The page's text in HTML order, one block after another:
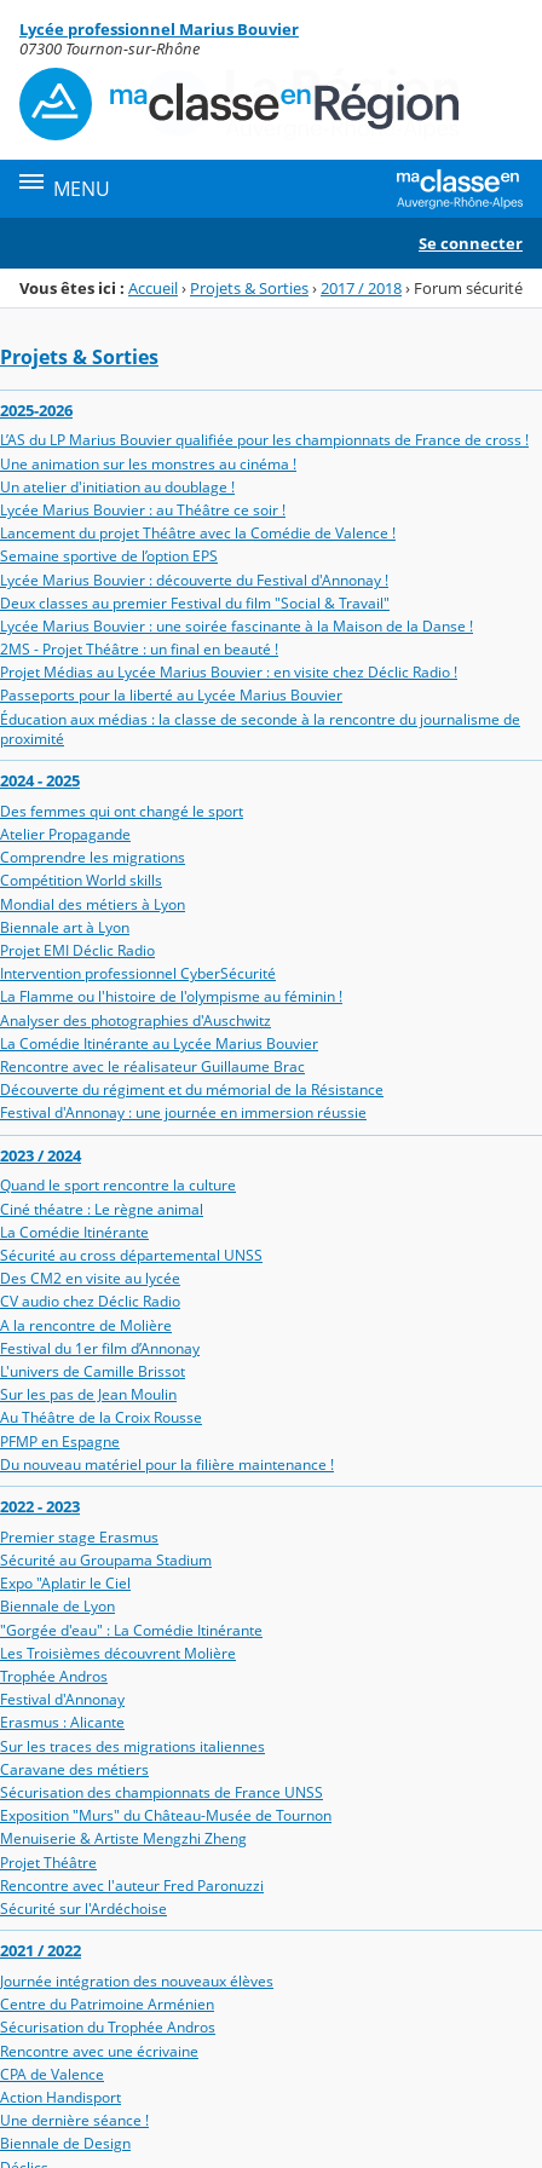
Menu de la rubrique
Contenu
Lycée professionnel Marius Bouvier
07300 Tournon-sur-Rhône
MENU
Se connecter
Vous êtes ici : Accueil› Projets & Sorties› 2017 / 2018› Forum sécurité
Projets & Sorties
2025-2026
L’AS du LP Marius Bouvier qualifiée pour les championnats de France de cross !
Une animation sur les monstres au cinéma !
Un atelier d'initiation au doublage !
Lycée Marius Bouvier : au Théâtre ce soir !
Lancement du projet Théâtre avec la Comédie de Valence !
Semaine sportive de l’option EPS
Lycée Marius Bouvier : découverte du Festival d'Annonay !
Deux classes au premier Festival du film "Social & Travail"
Lycée Marius Bouvier : une soirée fascinante à la Maison de la Danse !
2MS - Projet Théâtre : un final en beauté !
Projet Médias au Lycée Marius Bouvier : en visite chez Déclic Radio !
Passeports pour la liberté au Lycée Marius Bouvier
Éducation aux médias : la classe de seconde à la rencontre du journalisme de
proximité
2024 - 2025
Des femmes qui ont changé le sport
Atelier Propagande
Comprendre les migrations
Compétition World skills
Mondial des métiers à Lyon
Biennale art à Lyon
Projet EMI Déclic Radio
Intervention professionnel CyberSécurité
La Flamme ou l'histoire de l'olympisme au féminin !
Analyser des photographies d'Auschwitz
La Comédie Itinérante au Lycée Marius Bouvier
Rencontre avec le réalisateur Guillaume Brac
Découverte du régiment et du mémorial de la Résistance
Festival d'Annonay : une journée en immersion réussie
2023 / 2024
Quand le sport rencontre la culture
Ciné théatre : Le règne animal
La Comédie Itinérante
Sécurité au cross départemental UNSS
Des CM2 en visite au lycée
CV audio chez Déclic Radio
A la rencontre de Molière
Festival du 1er film d’Annonay
L'univers de Camille Brissot
Sur les pas de Jean Moulin
Au Théâtre de la Croix Rousse
PFMP en Espagne
Du nouveau matériel pour la filière maintenance !
2022 - 2023
Premier stage Erasmus
Sécurité au Groupama Stadium
Expo "Aplatir le Ciel
Biennale de Lyon
"Gorgée d'eau" : La Comédie Itinérante
Les Troisièmes découvrent Molière
Trophée Andros
Festival d'Annonay
Erasmus : Alicante
Sur les traces des migrations italiennes
Caravane des métiers
Sécurisation des championnats de France UNSS
Exposition "Murs" du Château-Musée de Tournon
Menuiserie & Artiste Mengzhi Zheng
Projet Théâtre
Rencontre avec l'auteur Fred Paronuzzi
Sécurité sur l'Ardéchoise
2021 / 2022
Journée intégration des nouveaux élèves
Centre du Patrimoine Arménien
Sécurisation du Trophée Andros
Rencontre avec une écrivaine
CPA de Valence
Action Handisport
Une dernière séance !
Biennale de Design